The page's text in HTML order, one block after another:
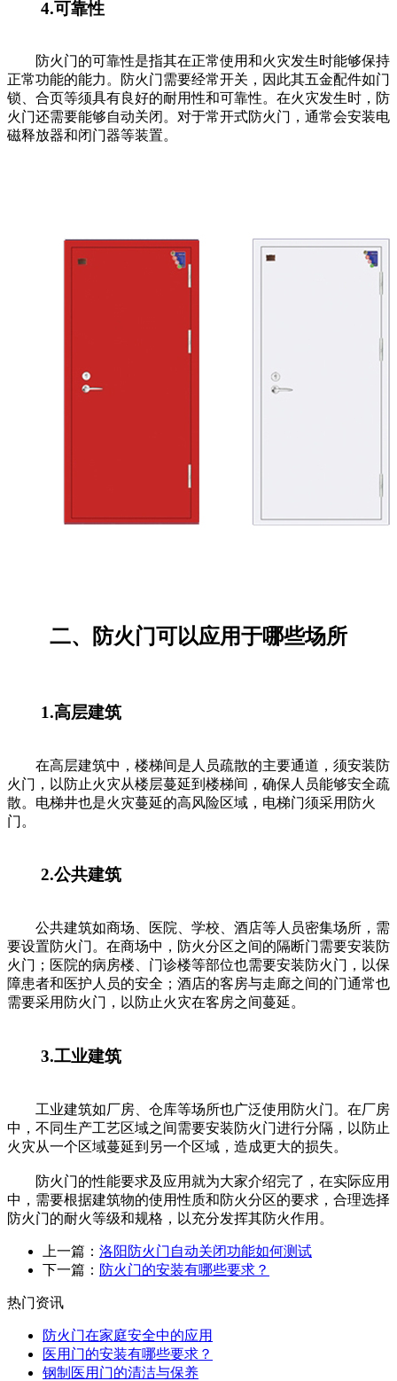
4.可靠性
防火门的可靠性是指其在正常使用和火灾发生时能够保持
正常功能的能力。防火门需要经常开关，因此其五金配件如门
锁、合页等须具有良好的耐用性和可靠性。在火灾发生时，防
火门还需要能够自动关闭。对于常开式防火门，通常会安装电
磁释放器和闭门器等装置。
二、防火门可以应用于哪些场所
1.高层建筑
在高层建筑中，楼梯间是人员疏散的主要通道，须安装防
火门，以防止火灾从楼层蔓延到楼梯间，确保人员能够安全疏
散。电梯井也是火灾蔓延的高风险区域，电梯门须采用防火
门。
2.公共建筑
公共建筑如商场、医院、学校、酒店等人员密集场所，需
要设置防火门。在商场中，防火分区之间的隔断门需要安装防
火门；医院的病房楼、门诊楼等部位也需要安装防火门，以保
障患者和医护人员的安全；酒店的客房与走廊之间的门通常也
需要采用防火门，以防止火灾在客房之间蔓延。
3.工业建筑
工业建筑如厂房、仓库等场所也广泛使用防火门。在厂房
中，不同生产工艺区域之间需要安装防火门进行分隔，以防止
火灾从一个区域蔓延到另一个区域，造成更大的损失。
防火门的性能要求及应用就为大家介绍完了，在实际应用
中，需要根据建筑物的使用性质和防火分区的要求，合理选择
防火门的耐火等级和规格，以充分发挥其防火作用。
上一篇： 洛阳防火门自动关闭功能如何测试
下一篇： 防火门的安装有哪些要求？
热门资讯
防火门在家庭安全中的应用
医用门的安装有哪些要求？
钢制医用门的清洁与保养